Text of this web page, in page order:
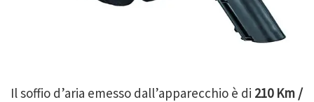
Il soffio d’aria emesso dall’apparecchio è di 210 Km /